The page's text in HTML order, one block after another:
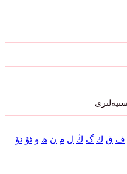
ف ق ك گ ڭ ل م ن ھ و ئۇ ئۆ